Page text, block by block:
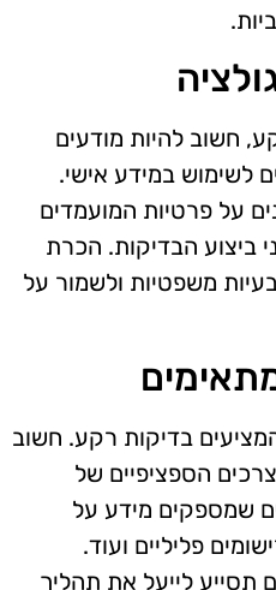
חשוב להיות מודעים
לשימוש במידע אישי.
על פרטיות המועמדים
ביצוע הבדיקות. הכרת
משפטיות ולשמור על
המציעים בדיקות רקע. חשוב
הספציפיים של
שמספקים מידע על
פליליים ועוד.
תסייע לייעל את תהליך